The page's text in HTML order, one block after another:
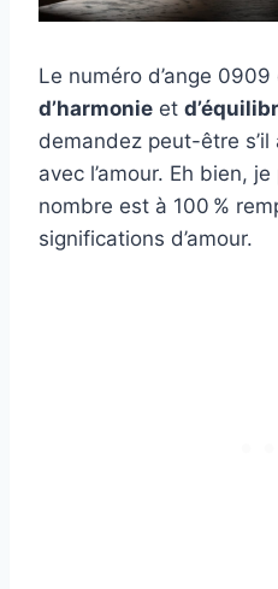
Le numéro d’ange
d’harmonie et
demandez peut-être
avec l’amour. Eh bien,
nombre est à 100 %
significations d’amour.